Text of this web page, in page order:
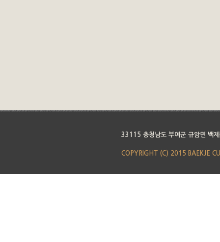
33115 충청남도 부여군 규암면 백
COPYRIGHT (C) 2015 BAEKJE